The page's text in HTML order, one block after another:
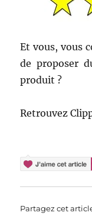
Et vous, vous
de proposer
produit ?
Retrouvez
Partagez cet